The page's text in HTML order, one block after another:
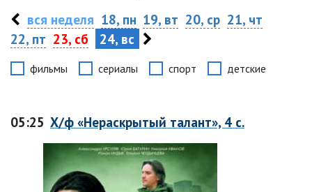
вся неделя 18, пн 19, вт 20, ср 21, чт
22, пт 23, сб 24, вс
фильмы сериалы спорт детские
05:25 Х/ф «Нераскрытый талант», 4 с.